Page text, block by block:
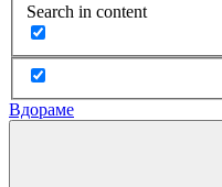
Search in content
Вдораме